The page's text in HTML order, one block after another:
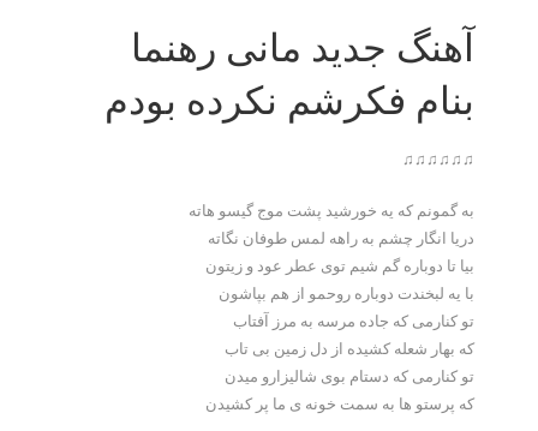
آهنگ جدید مانی رهنما
بنام فکرشم نکرده بودم
♫♫♫♫♫♫
به گمونم که یه خورشید پشت موج گیسو هاته
دریا انگار چشم به راهه لمس طوفان نگاته
بیا تا دوباره گم شیم توی عطر عود و زیتون
با یه لبخندت دوباره روحمو از هم بپاشون
تو کنارمی که جاده مرسه به مرز آفتاب
که بهار شعله کشیده از دل زمین بی تاب
تو کنارمی که دستام بوی شالیزارو میدن
که پرستو ها به سمت خونه ی ما پر کشیدن